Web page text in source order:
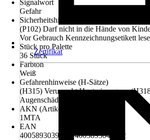
Signalwort
Gefahr
Sicherheitshinweise (P-Sätze)
(P102) Darf nicht in die Hände von
Vor Gebrauch Kennzeichnungsetikett
Stück pro Palette
36 Stück
Farbton
Weiß
Gefahrenhinweise (H-Sätze)
(H315) Verursacht Hautreizungen.,
Augenschäden.
AKN (Artikelkurznummer)
1MTA
EAN
4005893039003, 4005893041822
Zertifikat